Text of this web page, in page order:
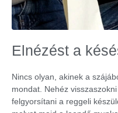
Elnézést a
Nincs olyan, akinek a
mondat. Nehéz
felgyorsítani a reggeli